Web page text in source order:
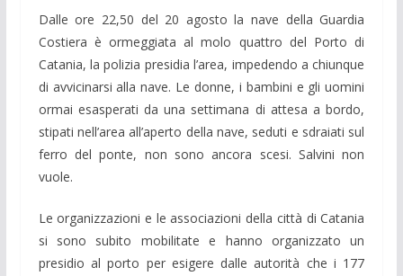
Dalle ore 22,50 del 20 agosto la nave della Guardia
Costiera è ormeggiata al molo quattro del Porto di
Catania, la polizia presidia l’area, impedendo a chiunque
di avvicinarsi alla nave. Le donne, i bambini e gli uomini
ormai esasperati da una settimana di attesa a bordo,
stipati nell’area all’aperto della nave, seduti e sdraiati sul
ferro del ponte, non sono ancora scesi. Salvini non
vuole.
Le organizzazioni e le associazioni della città di Catania
si sono subito mobilitate e hanno organizzato un
presidio al porto per esigere dalle autorità che i 177